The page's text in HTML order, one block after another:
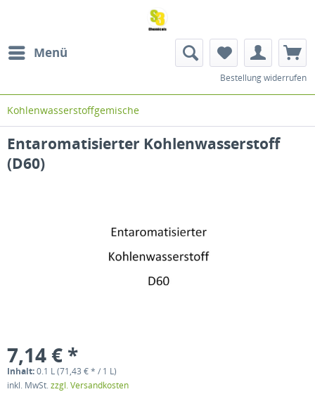
Menü
Bestellung widerrufen
Kohlenwasserstoffgemische
Entaromatisierter Kohlenwasserstoff
(D60)
7,14 € *
Inhalt:0.1 L (71,43 € * / 1 L)
inkl. MwSt.zzgl. Versandkosten